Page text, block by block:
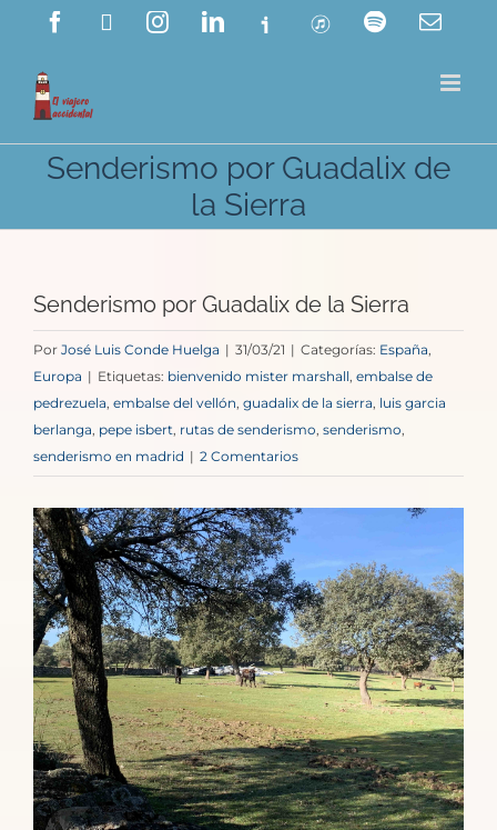
contenido
Facebook InstagramLinkedIn
Ivoox ITunes Spotify
Senderismo por Guadalix de
la Sierra
Senderismo por Guadalix de la Sierra
Por José Luis Conde Huelga | 31/03/21 | Categorías: España
Europa | Etiquetas: bienvenido mister marshall embalse de
pedrezuela, embalse del vellón guadalix de la sierra luis garcia
berlanga pepe isbert rutas de senderismo senderismo
senderismo en madrid | 2 Comentarios
Ver
imagen
más
grande